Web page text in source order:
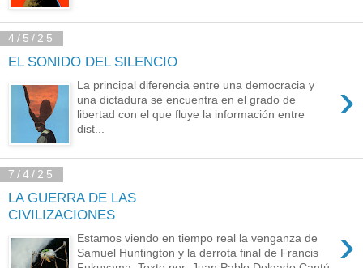
4/5/25
EL SONIDO DEL SILENCIO
›
La principal diferencia entre una democracia y
una dictadura se encuentra en el grado de
libertad con el que fluye la información entre
dist...
7/4/25
LA GUERRA DE LAS
CIVILIZACIONES
›
Estamos viendo en tiempo real la venganza de
Samuel Huntington y la derrota final de Francis